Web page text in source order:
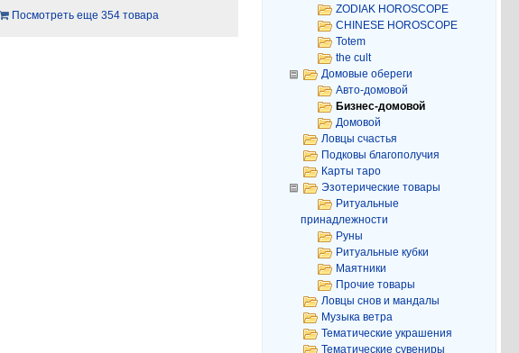
Посмотреть еще 354 товара
ZODIAK HOROSCOPE
CHINESE HOROSCOPE
Totem
the cult
Домовые обереги
Авто-домовой
Бизнес-домовой
Домовой
Ловцы счастья
Подковы благополучия
Карты таро
Эзотерические товары
Ритуальные
принадлежности
Руны
Ритуальные кубки
Маятники
Прочие товары
Ловцы снов и мандалы
Музыка ветра
Тематические украшения
Тематические сувениры